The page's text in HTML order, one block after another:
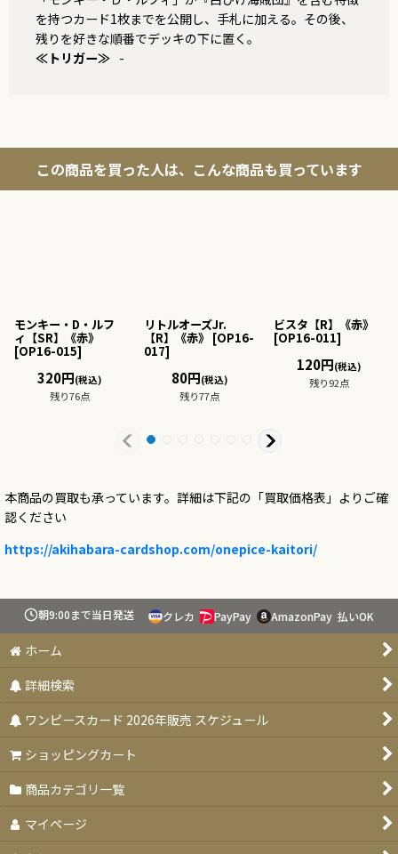
を持つカード1枚までを公開し、手札に加える。その後、
残りを好きな順番でデッキの下に置く。
≪トリガー≫ -
この商品を買った人は、こんな商品も買っています
モンキー・D・ルフ
ィ【SR】《赤》
[OP16-015]
320円(税込)
残り76点
リトルオーズJr.
【R】《赤》 [OP16-
017]
80円(税込)
残り77点
ビスタ【R】《赤》
[OP16-011]
120円(税込)
残り92点
本商品の買取も承っています。詳細は下記の「買取価格表」よりご確
認ください
https://akihabara-cardshop.com/onepice-kaitori/
朝9:00まで当日発送 クレカ PayPay AmazonPay 払いOK
ホーム
詳細検索
ワンピースカード 2026年販売 スケジュール
ショッピングカート
商品カテゴリ一覧
マイページ